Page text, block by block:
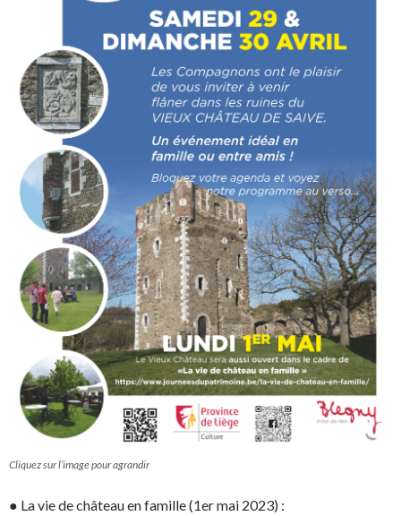
Cliquez sur l’image pour agrandir
● La vie de château en famille (1er mai 2023) :